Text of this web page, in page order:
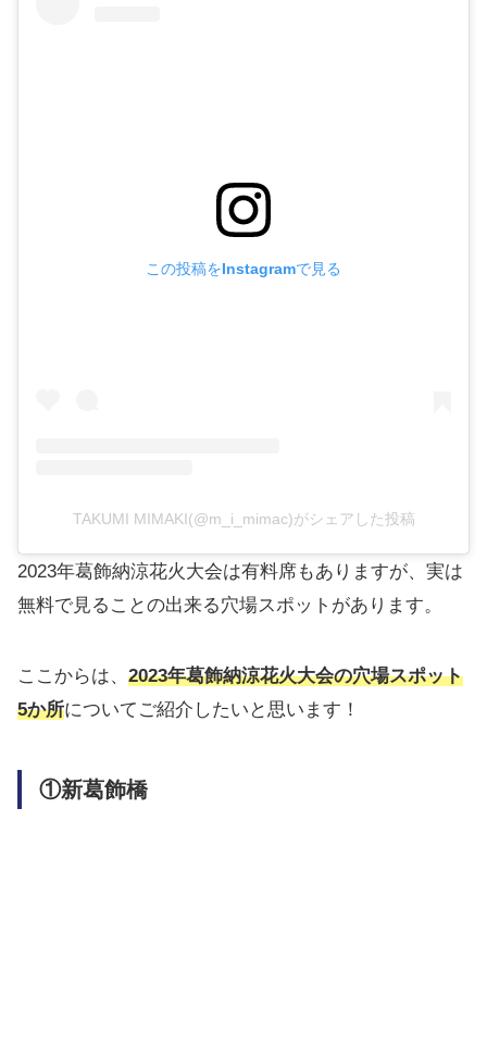
この投稿をInstagramで見る
TAKUMI MIMAKI(@m_i_mimac)がシェアした投稿
2023年葛飾納涼花火大会は有料席もありますが、実は
無料で見ることの出来る穴場スポットがあります。
ここからは、 2023年葛飾納涼花火大会の穴場スポット
5か所についてご紹介したいと思います！
①新葛飾橋